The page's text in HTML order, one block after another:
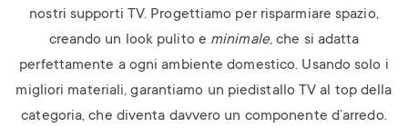
nostri supporti TV. Progettiamo per risparmiare spazio,
creando un look pulito e minimale, che si adatta
perfettamente a ogni ambiente domestico. Usando solo i
migliori materiali, garantiamo un piedistallo TV al top della
categoria, che diventa davvero un componente d’arredo.